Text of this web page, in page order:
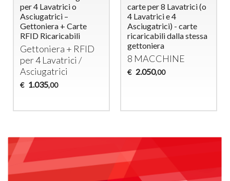
per 4 Lavatrici o
Asciugatrici –
Gettoniera + Carte
RFID Ricaricabili
Gettoniera + RFID
per 4 Lavatrici /
Asciugatrici
€ 1.035,00
carte per 8 Lavatrici (o
4 Lavatrici e 4
Asciugatrici) - carte
ricaricabili dalla stessa
gettoniera
8 MACCHINE
€ 2.050,00